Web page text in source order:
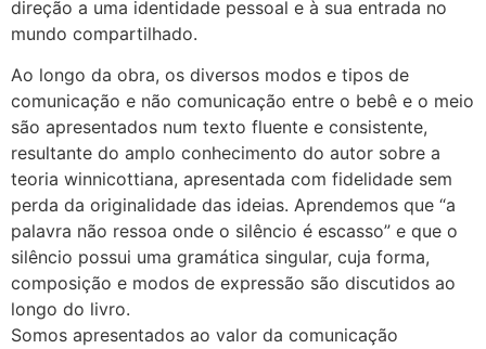
direção a uma identidade pessoal e à sua entrada no
mundo compartilhado.
Ao longo da obra, os diversos modos e tipos de
comunicação e não comunicação entre o bebê e o meio
são apresentados num texto fluente e consistente,
resultante do amplo conhecimento do autor sobre a
teoria winnicottiana, apresentada com fidelidade sem
perda da originalidade das ideias. Aprendemos que “a
palavra não ressoa onde o silêncio é escasso” e que o
silêncio possui uma gramática singular, cuja forma,
composição e modos de expressão são discutidos ao
longo do livro.
Somos apresentados ao valor da comunicação